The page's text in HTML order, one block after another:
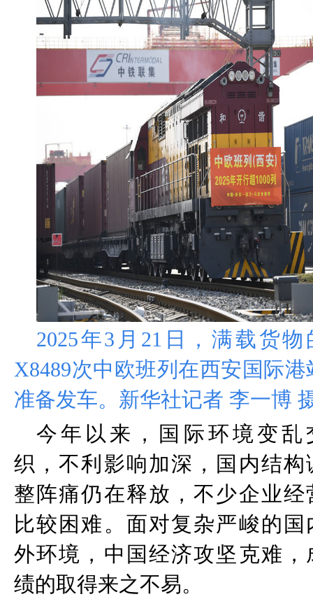
2025年3 月 21 日，满载货物
X8489次中欧班列在西安国际港
准备发车。新华社记者 李一博
今年以来，国际环境变乱
织，不利影响加深，国内结构
整阵痛仍在释放，不少企业经
比较困难。面对复杂严峻的国
外环境，中国经济攻坚克难，
绩的取得来之不易。